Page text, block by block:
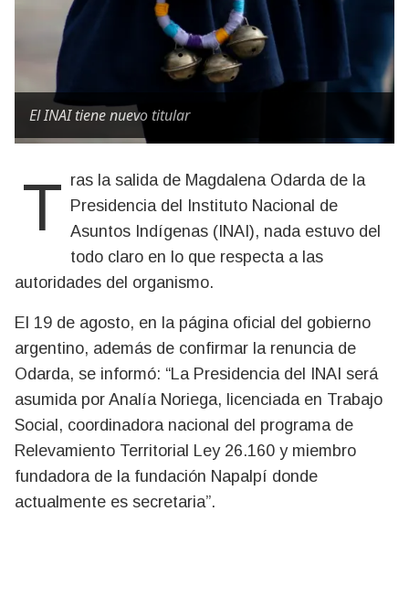
El INAI tiene nuevo titular
Tras la salida de Magdalena Odarda de la Presidencia del Instituto Nacional de
Asuntos Indígenas (INAI), nada estuvo del
todo claro en lo que respecta a las
autoridades del organismo.
El 19 de agosto, en la página oficial del gobierno
argentino, además de confirmar la renuncia de
Odarda, se informó: “La Presidencia del INAI será
asumida por Analía Noriega, licenciada en Trabajo
Social, coordinadora nacional del programa de
Relevamiento Territorial Ley 26.160 y miembro
fundadora de la fundación Napalpí donde
actualmente es secretaria”.